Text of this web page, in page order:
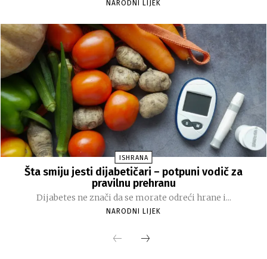
NARODNI LIJEK
ISHRANA
Šta smiju jesti dijabetičari – potpuni vodič za
pravilnu prehranu
Dijabetes ne znači da se morate odreći hrane i...
NARODNI LIJEK